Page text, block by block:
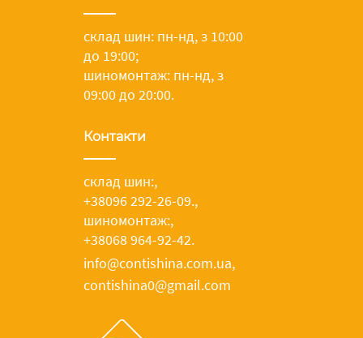
склад шин: пн-нд, з 10:00
до 19:00;
шиномонтаж: пн-нд, з
09:00 до 20:00.
Контакти
склад шин:,
+38096 292-26-09.,
шиномонтаж:,
+38068 964-92-42.
info@contishina.com.ua,
contishina0@gmail.com